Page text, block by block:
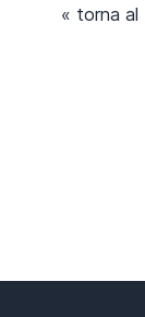
« torna al